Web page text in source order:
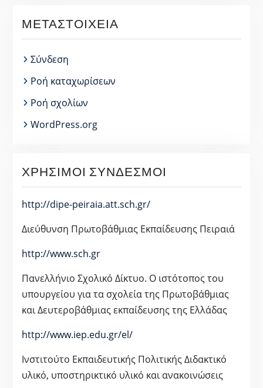
ΜΕΤΑΣΤΟΙΧΕΊΑ
Σύνδεση
Ροή καταχωρίσεων
Ροή σχολίων
WordPress.org
ΧΡΉΣΙΜΟΙ ΣΎΝΔΕΣΜΟΙ
http://dipe-peiraia.att.sch.gr/
Διεύθυνση Πρωτοβάθμιας Εκπαίδευσης Πειραιά
http://www.sch.gr
Πανελλήνιο Σχολικό Δίκτυο. Ο ιστότοπος του
υπουργείου για τα σχολεία της Πρωτοβάθμιας
και Δευτεροβάθμιας εκπαίδευσης της Ελλάδας
http://www.iep.edu.gr/el/
Ινστιτούτο Εκπαιδευτικής Πολιτικής Διδακτικό
υλικό, υποστηρικτικό υλικό και ανακοινώσεις